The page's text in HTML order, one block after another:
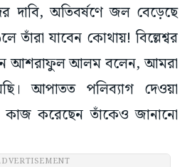
দাবি, অতিবর্ষণে জল বেড়েছে
তাঁরা যাবেন কোথায়! বিল্লেশ্বর
আশরাফুল আলম বলেন, আমরা
আপাতত পলিব্যাগ দেওয়া
কাজ করেছেন তাঁকেও জানানো